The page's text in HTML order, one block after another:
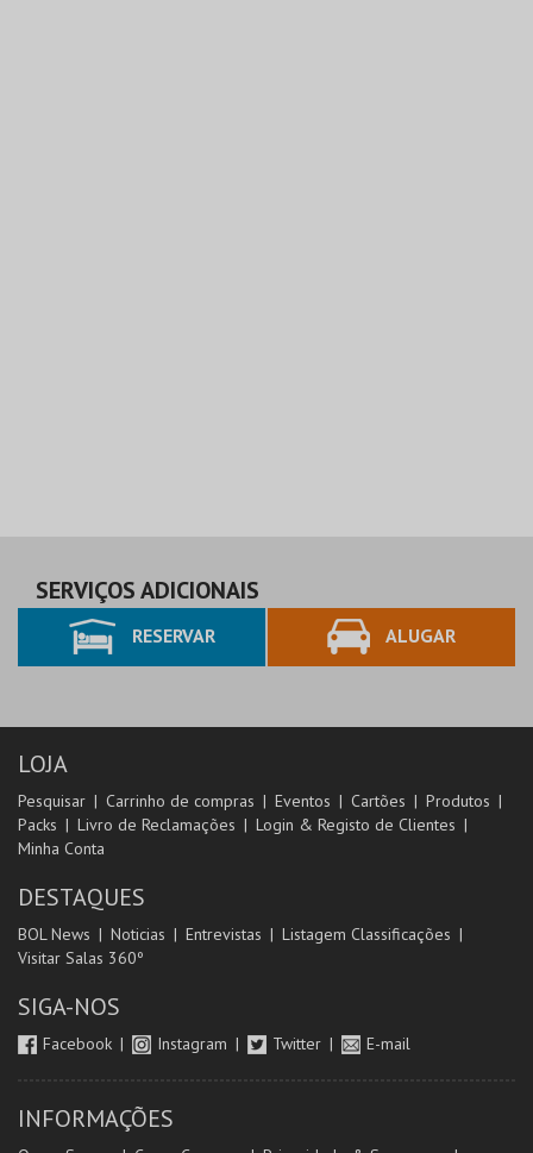
SERVIÇOS ADICIONAIS
RESERVAR ALUGAR
LOJA
Pesquisar Carrinho de compras Eventos Cartões
Produtos
Packs
Livro de Reclamações
Login & Registo de Clientes
Minha Conta
DESTAQUES
BOL News Noticias Entrevistas
Listagem Classificações
Visitar Salas 360º
SIGA-NOS
Facebook Instagram Twitter E-mail
INFORMAÇÕES